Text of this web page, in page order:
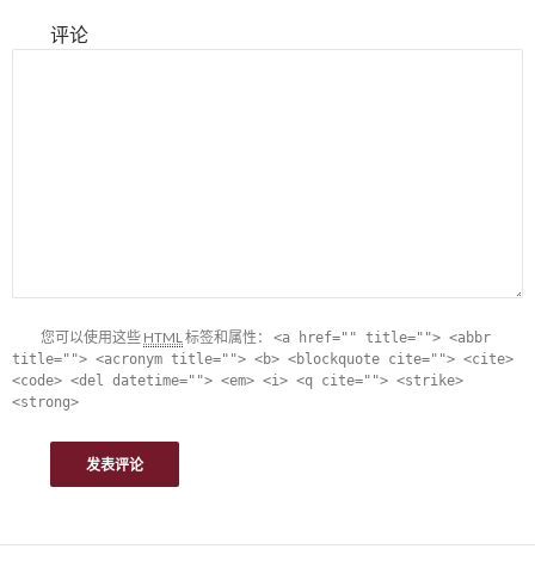
评论
您可以使用这些 HTML标签和属性： <a href="" title=""> <abbr
title=""> <acronym title=""> <b> <blockquote cite=""> <cite>
<code> <del datetime=""> <em> <i> <q cite=""> <strike>
<strong>